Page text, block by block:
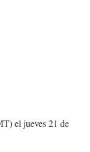
el jueves 21 de